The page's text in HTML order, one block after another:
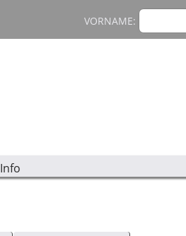
VORNAME:
Info